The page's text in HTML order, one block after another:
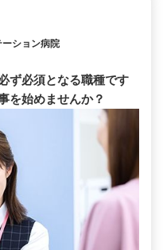
ション病院
ず必須となる職種です
を始めませんか？